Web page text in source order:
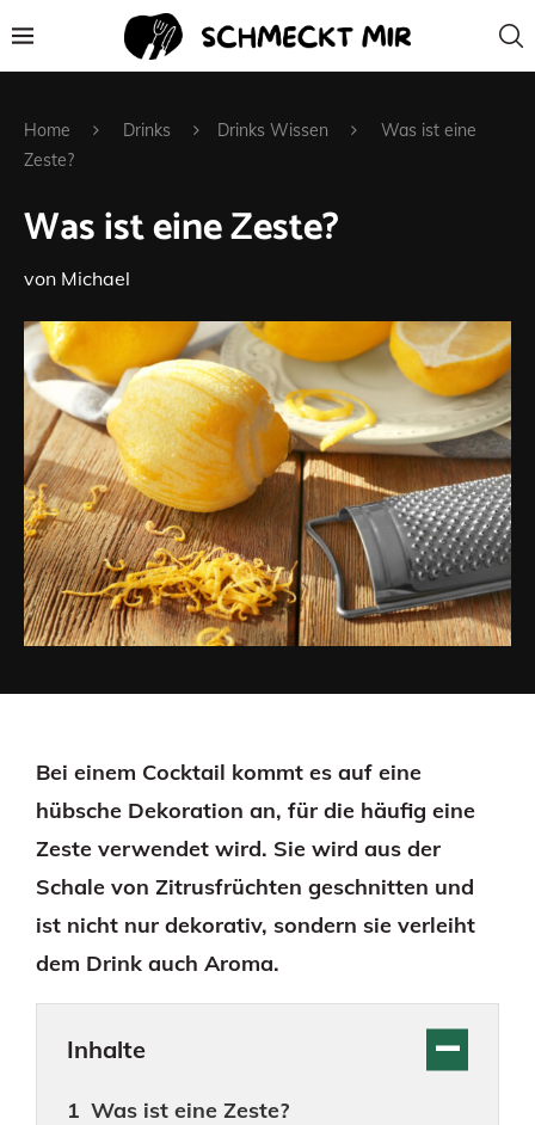
Home Drinks Drinks Wissen
Was ist eine
Zeste?
Was ist eine Zeste?
von Michael
Bei einem Cocktail kommt es auf eine
hübsche Dekoration an, für die häufig eine
Zeste verwendet wird. Sie wird aus der
Schale von Zitrusfrüchten geschnitten und
ist nicht nur dekorativ, sondern sie verleiht
dem Drink auch Aroma.
Inhalte
Was ist eine Zeste?